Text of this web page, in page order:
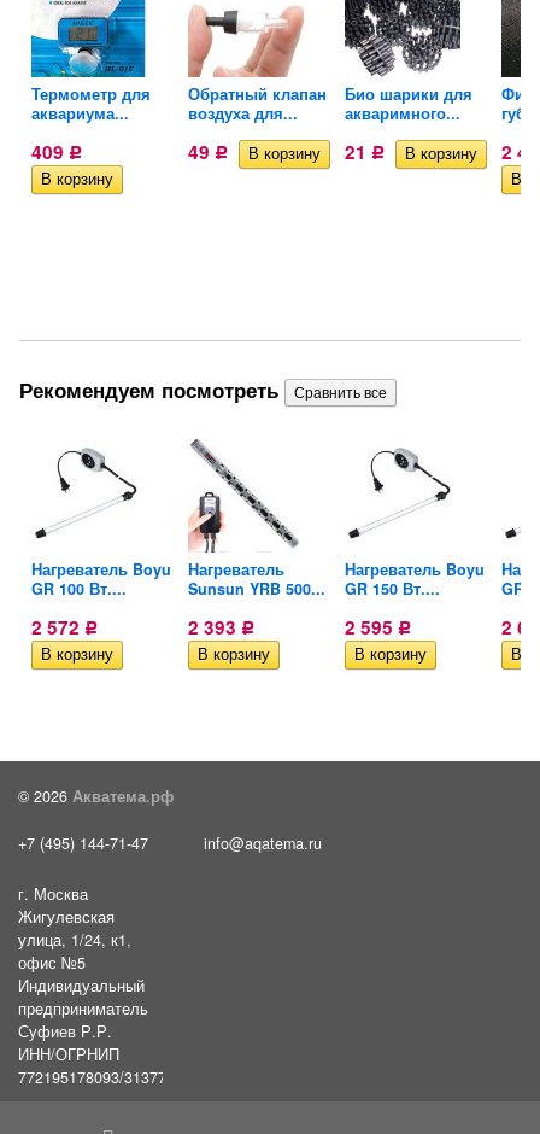
Термометр для
аквариума...
409 Р
Обратный клапан
воздуха для...
49 Р
Био шарики для
акваримного...
21 Р 2
Рекомендуем посмотреть
Нагреватель Boyu
GR 100 Вт....
2 572 Р
Нагреватель
Sunsun YRB 500...
2 393 Р
Нагреватель Boyu
GR 150 Вт....
2 595 Р
GR
2
© 2026 Акватема.рф
+7 (495) 144-71-47 info@aqatema.ru
г. Москва
Жигулевская
улица, 1/24, к1,
офис №5
Индивидуальный
предприниматель
Суфиев Р.Р.
ИНН/ОГРНИП
772195178093/31377461610054